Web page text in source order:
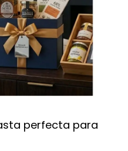
perfecta para